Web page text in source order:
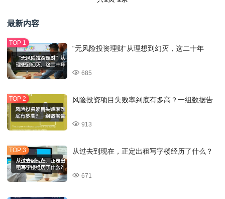
最新内容
“无风险投资理财”从理想到幻灭，这二十年
685
风险投资项目失败率到底有多高？一组数据告
913
从过去到现在，正定出租写字楼经历了什么？
671